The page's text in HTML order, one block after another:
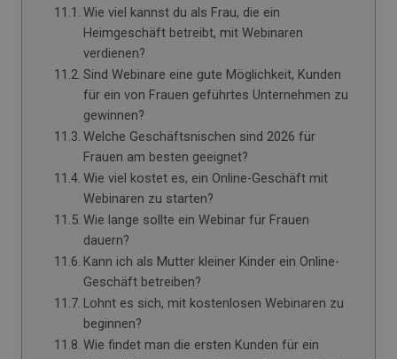
Wie viel kannst du als Frau, die ein
Heimgeschäft betreibt, mit Webinaren
verdienen?
Sind Webinare eine gute Möglichkeit, Kunden
für ein von Frauen geführtes Unternehmen zu
gewinnen?
Welche Geschäftsnischen sind 2026 für
Frauen am besten geeignet?
Wie viel kostet es, ein Online-Geschäft mit
Webinaren zu starten?
Wie lange sollte ein Webinar für Frauen
dauern?
Kann ich als Mutter kleiner Kinder ein Online-
Geschäft betreiben?
Lohnt es sich, mit kostenlosen Webinaren zu
beginnen?
Wie findet man die ersten Kunden für ein